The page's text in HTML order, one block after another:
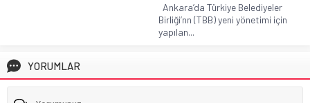
Ankara’da Türkiye Belediyeler
Birliği’nn (TBB) yeni yönetimi için
yapılan...
YORUMLAR